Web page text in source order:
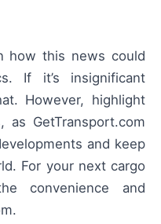
how this news could
If it’s insignificant
However, highlight
GetTransport.com
and keep
For your next cargo
convenience and